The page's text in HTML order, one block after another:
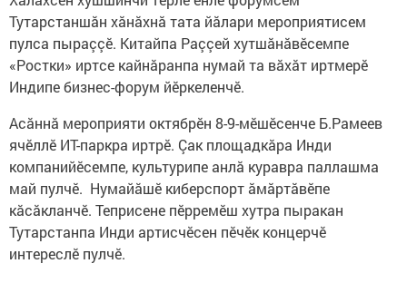
Тутарстаншăн хăнăхнă тата йăлари мероприятисем
пулса пыраççӗ. Китайпа Раççей хутшăнăвӗсемпе
«Ростки» иртсе кайнăранпа нумай та вăхăт иртмерӗ
Индипе бизнес-форум йӗркеленчӗ.
Асăннă мероприяти октябрӗн 8-9-мӗшӗсенче Б.Рамеев
ячӗллӗ ИТ-паркра иртрӗ. Çак площадкăра Инди
компанийӗсемпе, культурипе анлă куравра паллашма
май пулчӗ. Нумайăшӗ киберспорт ăмăртăвӗпе
кăсăкланчӗ. Теприсене пӗрремӗш хутра пыракан
Тутарстанпа Инди артисчӗсен пӗчӗк концерчӗ
интереслӗ пулчӗ.